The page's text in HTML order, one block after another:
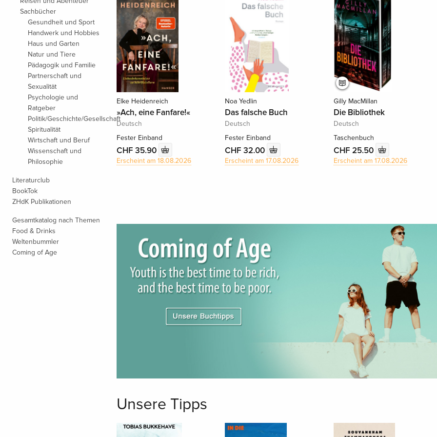
Sachbücher
Gesundheit und Sport
Handwerk und Hobbies
Haus und Garten
Natur und Tiere
Pädagogik und Familie
Partnerschaft und
Sexualität
Psychologie und
Ratgeber
Politik/Geschichte/Gesellschaft
Spiritualität
Wirtschaft und Beruf
Wissenschaft und
Philosophie
Literaturclub
BookTok
ZHdK Publikationen
Gesamtkatalog nach Themen
Food & Drinks
Weltenbummler
Coming of Age
Elke Heidenreich
»Ach, eine Fanfare!«
Deutsch
Fester Einband
CHF 35.90
Erscheint am 18.08.2026
Noa Yedlin
Das falsche Buch
Deutsch
Fester Einband
CHF 32.00
Erscheint am 17.08.2026
Gilly MacMillan
Die Bibliothek
Deutsch
Taschenbuch
CHF 25.50
Erscheint am 17.08.2026
Unsere Tipps